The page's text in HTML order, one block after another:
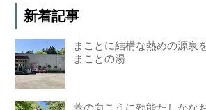
新着記事
まことに結構な熱めの源泉
まことの湯
蓋の向こうに効能たしかな